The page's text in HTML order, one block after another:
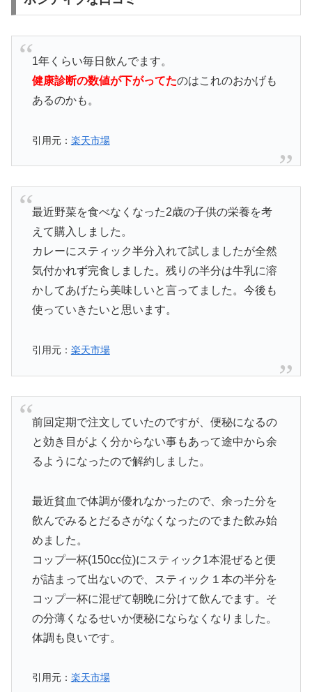
1年くらい毎日飲んでます。
健康診断の数値が下がってたのはこれのおかげも
あるのかも。
引用元： 楽天市場
最近野菜を食べなくなった2歳の子供の栄養を考
えて購入しました。
カレーにスティック半分入れて試しましたが全然
気付かれず完食しました。残りの半分は牛乳に溶
かしてあげたら美味しいと言ってました。今後も
使っていきたいと思います。
引用元： 楽天市場
前回定期で注文していたのですが、便秘になるの
と効き目がよく分からない事もあって途中から余
るようになったので解約しました。
最近貧血で体調が優れなかったので、余った分を
飲んでみるとだるさがなくなったのでまた飲み始
めました。
コップ一杯(150cc位)にスティック1本混ぜると便
が詰まって出ないので、スティック１本の半分を
コップ一杯に混ぜて朝晩に分けて飲んでます。そ
の分薄くなるせいか便秘にならなくなりました。
体調も良いです。
引用元： 楽天市場